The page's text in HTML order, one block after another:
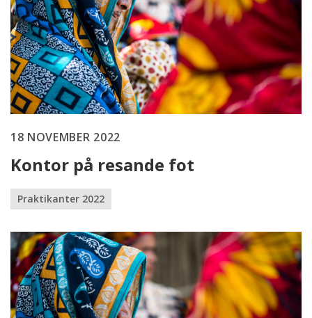
18 NOVEMBER 2022
Kontor på resande fot
Praktikanter 2022